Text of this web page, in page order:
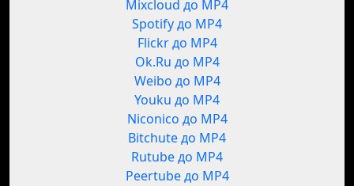
Mixcloud до MP4
Spotify до MP4
Flickr до MP4
Ok.Ru до MP4
Weibo до MP4
Youku до MP4
Niconico до MP4
Bitchute до MP4
Rutube до MP4
Peertube до MP4